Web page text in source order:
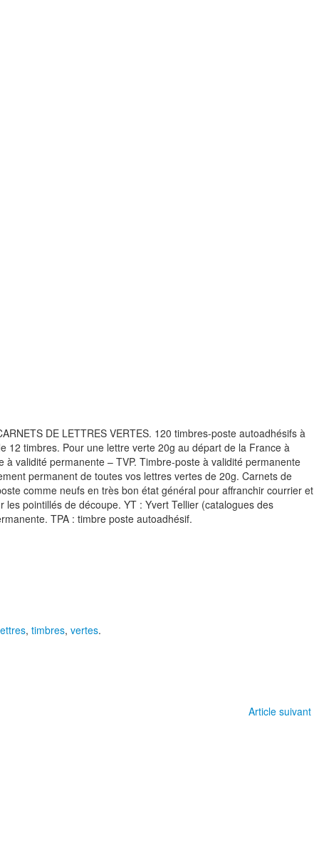
DE LETTRES VERTES. 120 timbres-poste autoadhésifs à
12 timbres. Pour une lettre verte 20g au départ de la France à
validité permanente – TVP. Timbre-poste à validité permanente
permanent de toutes vos lettres vertes de 20g. Carnets de
comme neufs en très bon état général pour affranchir courrier et
les pointillés de découpe. YT : Yvert Tellier (catalogues des
TPA : timbre poste autoadhésif.
, timbres, vertes.
Article suivant